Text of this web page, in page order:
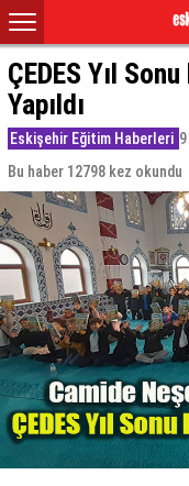
ÇEDES Yıl
Yapıldı
Eskişehir Eğitim Haberleri
Bu haber 12798 kez okundu